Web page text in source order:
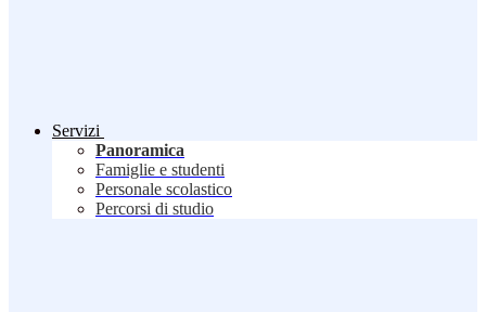
Servizi
Panoramica
Famiglie e studenti
Personale scolastico
Percorsi di studio